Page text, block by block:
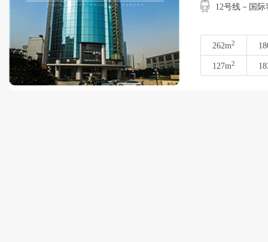
12号线－国
262m2
127m2